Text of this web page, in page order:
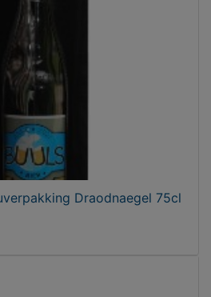
Draodnaegel 75cl